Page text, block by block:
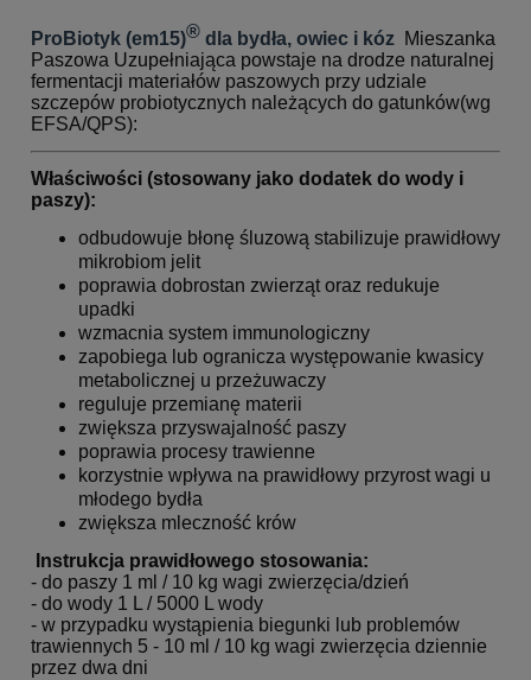
ProBiotyk (em15)® dla bydła, owiec i kóz Mieszanka
Paszowa Uzupełniająca powstaje na drodze naturalnej
fermentacji materiałów paszowych przy udziale
szczepów probiotycznych należących do gatunków(wg
EFSA/QPS):
Właściwości (stosowany jako dodatek do wody i
paszy):
odbudowuje błonę śluzową stabilizuje prawidłowy
mikrobiom jelit
poprawia dobrostan zwierząt oraz redukuje
upadki
wzmacnia system immunologiczny
zapobiega lub ogranicza występowanie kwasicy
metabolicznej u przeżuwaczy
reguluje przemianę materii
zwiększa przyswajalność paszy
poprawia procesy trawienne
korzystnie wpływa na prawidłowy przyrost wagi u
młodego bydła
zwiększa mleczność krów
Instrukcja prawidłowego stosowania:
- do paszy 1 ml / 10 kg wagi zwierzęcia/dzień
- do wody 1 L / 5000 L wody
- w przypadku wystąpienia biegunki lub problemów
trawiennych 5 - 10 ml / 10 kg wagi zwierzęcia dziennie
przez dwa dni